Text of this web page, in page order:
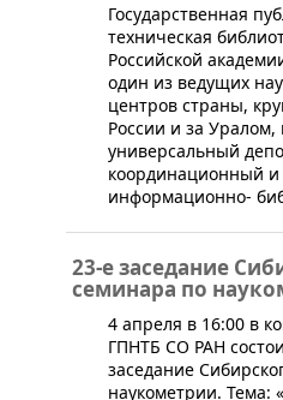
Государственная
техническая
Российской
один из ведущих
центров страны,
России и за Уралом,
универсальный
координационный и
информационно-
23-е заседание
семинара по
​4 апреля в 16:00 в
ГПНТБ СО РАН
заседание
наукометрии. Тема: